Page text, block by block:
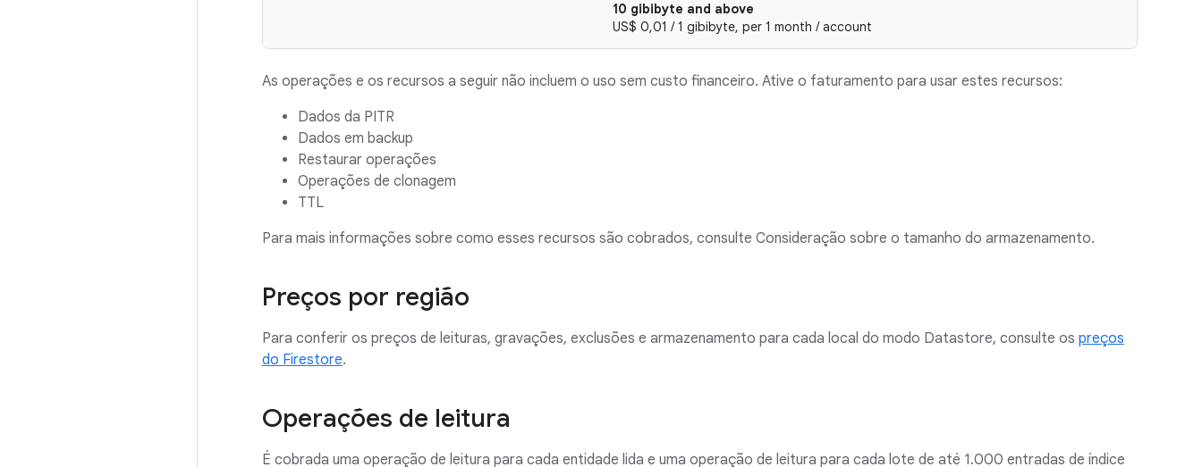
10 gibibyte and above
US$ 0,01 / 1 gibibyte, per 1 month / account
As operações e os recursos a seguir não incluem o uso sem custo financeiro. Ative o faturamento para usar estes recursos:
Dados da PITR
Dados em backup
Restaurar operações
Operações de clonagem
TTL
Para mais informações sobre como esses recursos são cobrados, consulte Consideração sobre o tamanho do armazenamento.
Preços por região
Para conferir os preços de leituras, gravações, exclusões e armazenamento para cada local do modo Datastore, consulte os preços
do Firestore.
Operações de leitura
É cobrada uma operação de leitura para cada entidade lida e uma operação de leitura para cada lote de até 1.000 entradas de índice